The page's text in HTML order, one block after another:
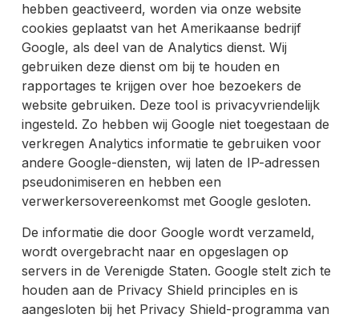
hebben geactiveerd, worden via onze website
cookies geplaatst van het Amerikaanse bedrijf
Google, als deel van de Analytics dienst. Wij
gebruiken deze dienst om bij te houden en
rapportages te krijgen over hoe bezoekers de
website gebruiken. Deze tool is privacyvriendelijk
ingesteld. Zo hebben wij Google niet toegestaan de
verkregen Analytics informatie te gebruiken voor
andere Google-diensten, wij laten de IP-adressen
pseudonimiseren en hebben een
verwerkersovereenkomst met Google gesloten.
De informatie die door Google wordt verzameld,
wordt overgebracht naar en opgeslagen op
servers in de Verenigde Staten. Google stelt zich te
houden aan de Privacy Shield principles en is
aangesloten bij het Privacy Shield-programma van